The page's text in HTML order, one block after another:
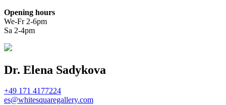
Opening hours
We-Fr 2-6pm
Sa 2-4pm
Dr. Elena Sadykova
+49 171 4177224
es@whitesquaregallery.com